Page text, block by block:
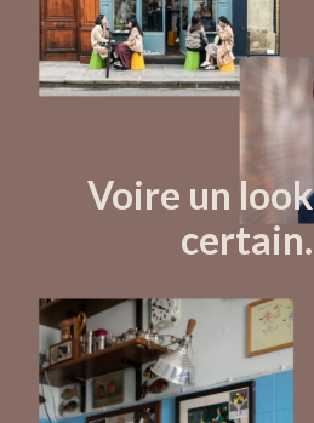
Voire un look
certain.